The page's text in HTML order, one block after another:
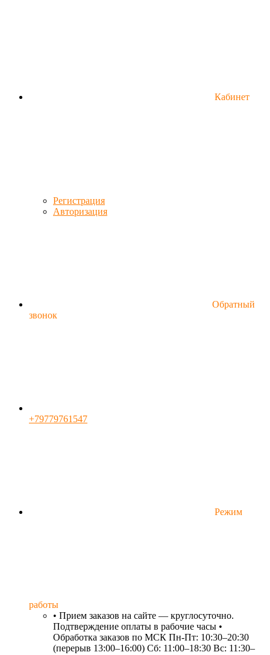
Кабинет
Регистрация
Авторизация
Обратный
звонок
+79779761547
Режим
работы
• Прием заказов на сайте — круглосуточно.
Подтверждение оплаты в рабочие часы •
Обработка заказов по МСК Пн-Пт: 10:30–20:30
(перерыв 13:00–16:00) Сб: 11:00–18:30 Вс: 11:30–